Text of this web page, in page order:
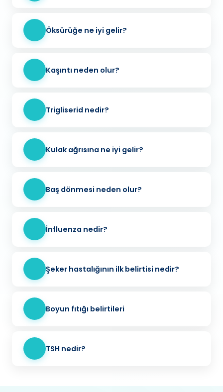
Öksürüğe ne iyi gelir?
Kaşıntı neden olur?
Trigliserid nedir?
Kulak ağrısına ne iyi gelir?
Baş dönmesi neden olur?
İnfluenza nedir?
Şeker hastalığının ilk belirtisi nedir?
Boyun fıtığı belirtileri
TSH nedir?